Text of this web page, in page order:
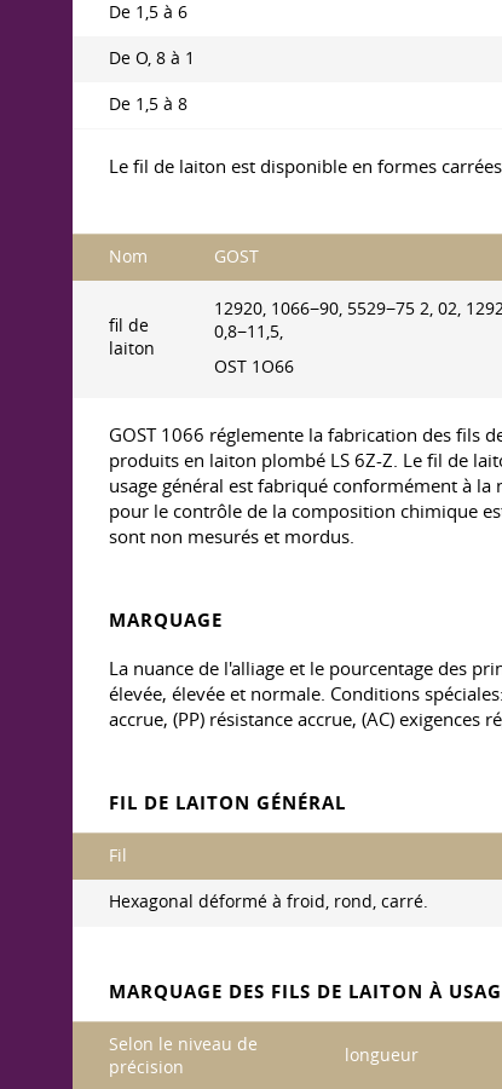
De 1,5 à 6
De O, 8 à 1
De 1,5 à 8
Le fil de laiton est disponible en formes
Nom GOST
fil de
laiton
12920, 1066−90, 5529−75 2, 02,
0,8−11,5,
OST 1O66
GOST 1066 réglemente la fabrication des fils
produits en laiton plombé LS 6Z-Z. Le fil de
usage général est fabriqué conformément à
pour le contrôle de la composition chimique
sont non mesurés et mordus.
MARQUAGE
La nuance de l'alliage et le pourcentage des
élevée, élevée et normale. Conditions
accrue, (PP) résistance accrue, (AC)
FIL DE LAITON GÉNÉRAL
Fil
Hexagonal déformé à froid, rond, carré.
MARQUAGE DES FILS DE LAITON À
Selon le niveau de
précision
longueur